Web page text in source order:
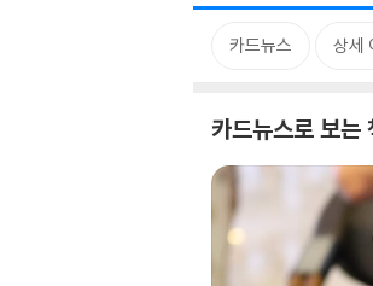
카드뉴스 상세
카드뉴스로 보는